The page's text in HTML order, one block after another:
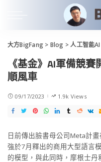
大方BigFang > Blog >人工智能AI
《基金》AI軍備競
順風車
09/17/2023 1.9k Views
日前傳出臉書母公司Meta計
強於7月釋出的商用大型語言
的模型，與此同時，摩根士